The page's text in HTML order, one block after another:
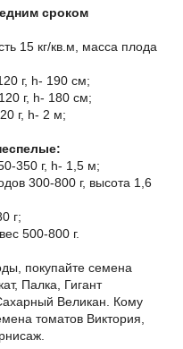
сроком
15 кг/кв.м, масса плода
г, h- 190 см;
г, h- 180 см;
г, h- 2 м;
350 г, h- 1,5 м;
300-800 г, высота 1,6
г;
500-800 г.
покупайте семена
Палка, Гигант
Великан. Кому
томатов Виктория,